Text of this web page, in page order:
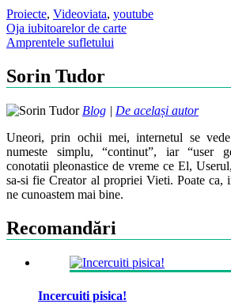
Proiecte, Videoviata, youtube
Post
navigation
Oja iubitoarelor de carte
Amprentele sufletului
Sorin Tudor
Blog | De același autor
Uneori, prin ochii mei, internetul se
numeste simplu, “continut”, iar “user
conotatii pleonastice de vreme ce El,
sa-si fie Creator al propriei Vieti. Poate ca,
ne cunoastem mai bine.
Recomandări
Incercuiti pisica!